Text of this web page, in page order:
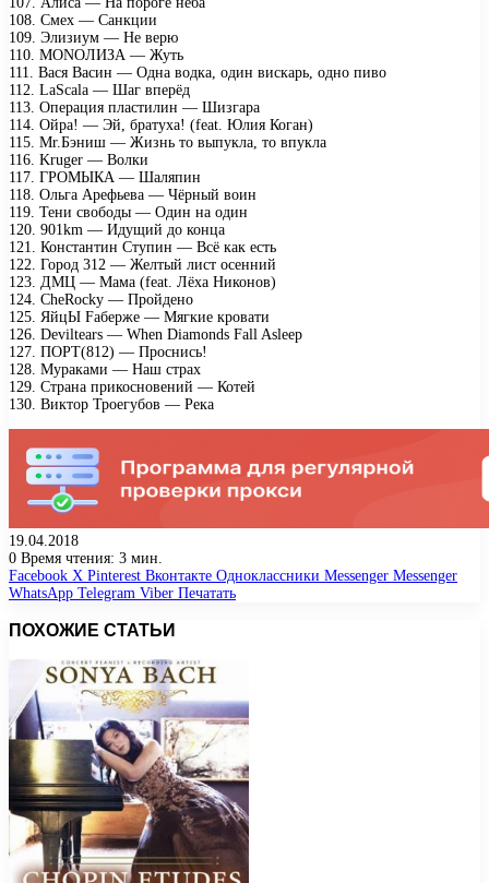
108. Смех — Санкции
109. Элизиум — Не верю
110. MONOЛИЗА — Жуть
111. Вася Васин — Одна водка, один вискарь, одно пиво
112. LaScala — Шаг вперёд
113. Операция пластилин — Шизгара
114. Ойра! — Эй, братуха! (feat. Юлия Коган)
115. Mr.Бэниш — Жизнь то выпукла, то впукла
116. Kruger — Волки
117. ГРОМЫКА — Шаляпин
118. Ольга Арефьева — Чёрный воин
119. Тени свободы — Один на один
120. 901km — Идущий до конца
121. Константин Ступин — Всё как есть
122. Город 312 — Желтый лист осенний
123. ДМЦ — Мама (feat. Лёха Никонов)
124. CheRocky — Пройдено
125. ЯйцЫ Fаберже — Мягкие кровати
126. Deviltears — When Diamonds Fall Asleep
127. ПОРТ(812) — Проснись!
128. Мураками — Наш страх
129. Страна прикосновений — Котей
130. Виктор Троегубов — Река
19.04.2018
0 Время чтения: 3 мин.
Facebook X Pinterest Вконтакте Одноклассники Messenger Messenger
WhatsApp Telegram Viber Печатать
ПОХОЖИЕ СТАТЬИ